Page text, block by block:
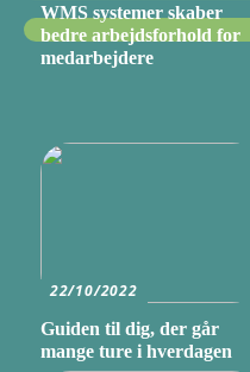
WMS systemer skaber
bedre arbejdsforhold for
medarbejdere
22/10/2022
Guiden til dig, der går
mange ture i hverdagen